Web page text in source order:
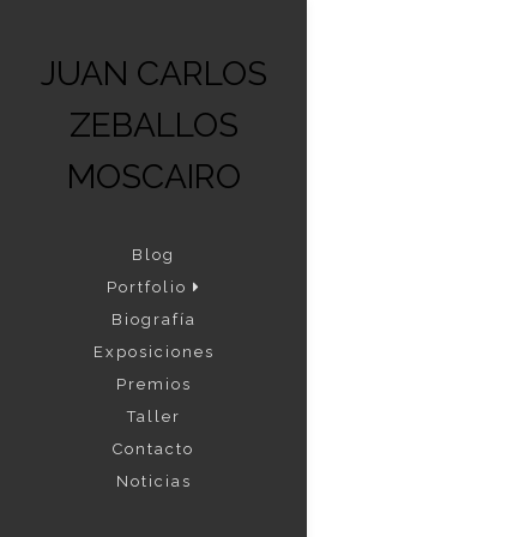
JUAN CARLOS
ZEBALLOS
MOSCAIRO
Blog
Portfolio
Biografía
Exposiciones
Premios
Taller
Contacto
Noticias